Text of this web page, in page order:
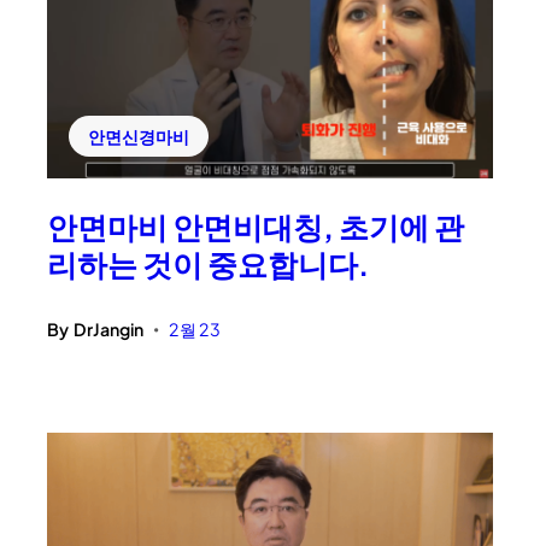
안면신경마비
안면마비 안면비대칭, 초기에 관
리하는 것이 중요합니다.
By DrJangin • 2월 23